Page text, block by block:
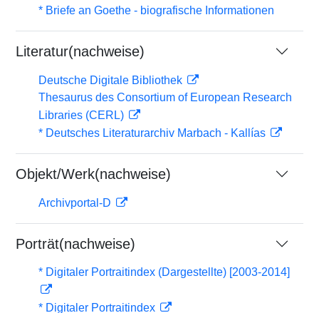
* Briefe an Goethe - biografische Informationen
Literatur(nachweise)
Deutsche Digitale Bibliothek
Thesaurus des Consortium of European Research
Libraries (CERL)
* Deutsches Literaturarchiv Marbach - Kallías
Objekt/Werk(nachweise)
Archivportal-D
Porträt(nachweise)
* Digitaler Portraitindex (Dargestellte) [2003-2014]
* Digitaler Portraitindex